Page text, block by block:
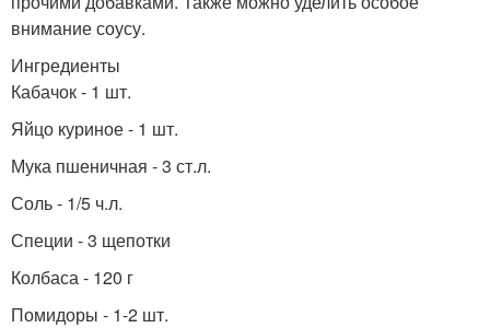
внимание соусу.
Ингредиенты
Кабачок - 1 шт.
Яйцо куриное - 1 шт.
Мука пшеничная - 3 ст.л.
Соль - 1/5 ч.л.
Специи - 3 щепотки
Колбаса - 120 г
Помидоры - 1-2 шт.